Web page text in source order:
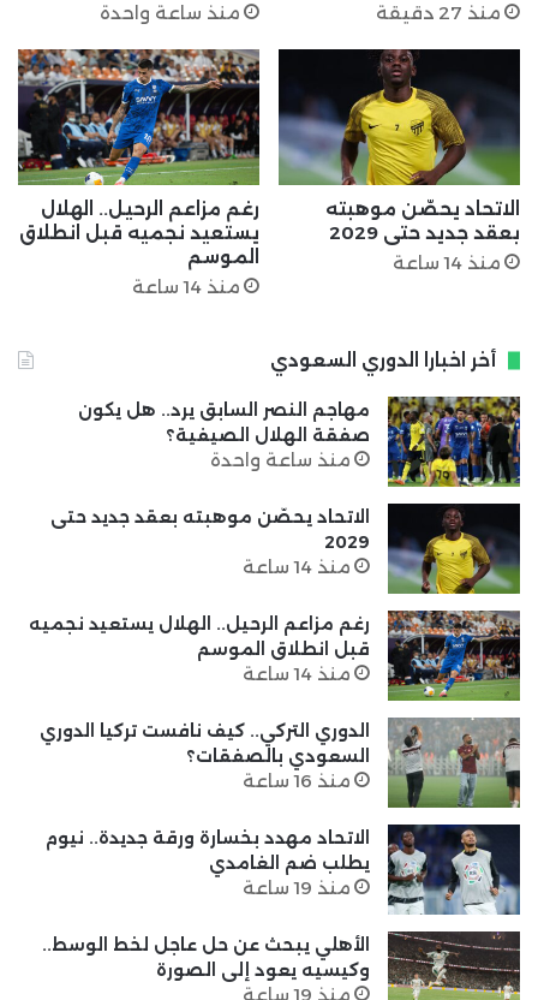
منذ 27 دقيقة
منذ ساعة واحدة
الاتحاد يحصّن موهبته
بعقد جديد حتى 2029
منذ 14 ساعة
رغم مزاعم الرحيل.. الهلال
يستعيد نجميه قبل انطلاق
الموسم
منذ 14 ساعة
أخر اخبارا الدوري السعودي
مهاجم النصر السابق يرد.. هل يكون
صفقة الهلال الصيفية؟
منذ ساعة واحدة
الاتحاد يحصّن موهبته بعقد جديد حتى
2029
منذ 14 ساعة
رغم مزاعم الرحيل.. الهلال يستعيد نجميه
قبل انطلاق الموسم
منذ 14 ساعة
الدوري التركي.. كيف نافست تركيا الدوري
السعودي بالصفقات؟
منذ 16 ساعة
الاتحاد مهدد بخسارة ورقة جديدة.. نيوم
يطلب ضم الغامدي
منذ 19 ساعة
الأهلي يبحث عن حل عاجل لخط الوسط..
وكيسيه يعود إلى الصورة
منذ 19 ساعة